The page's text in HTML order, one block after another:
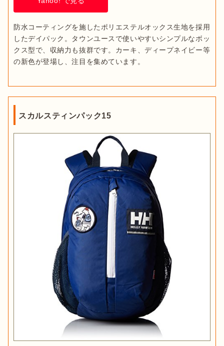
防水コーティングを施したポリエステルオックス生地を採用
したデイパック。タウンユースで使いやすいシンプルなボッ
クス型で、収納力も抜群です。カーキ、ディープネイビー等
の新色が登場し、注目を集めています。
スカルスティンパック15